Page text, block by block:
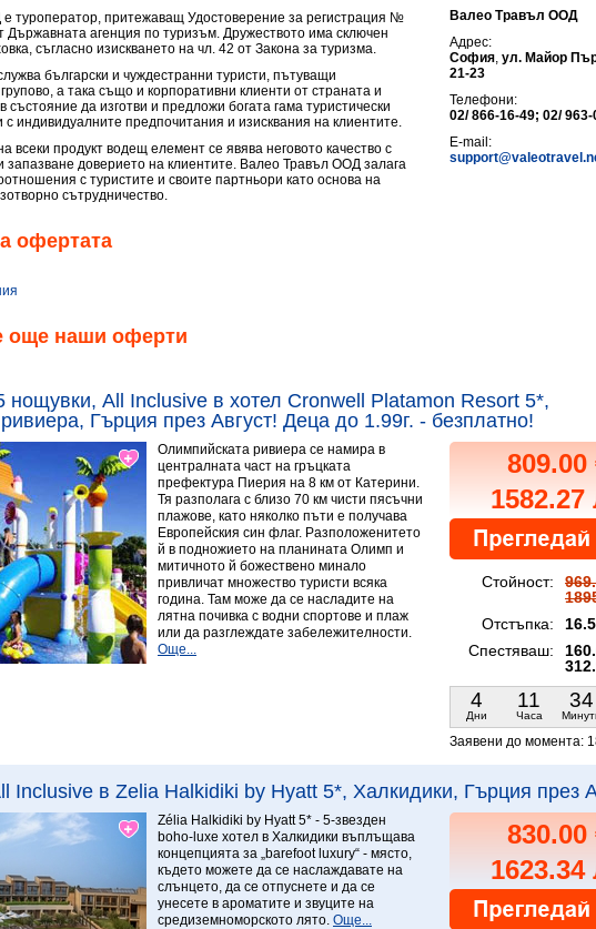
туроператор, притежаващ Удостоверение за регистрация №
Държавната агенция по туризъм. Дружеството има сключен
съгласно изискването на чл. 42 от Закона за туризма.
български и чуждестранни туристи, пътуващи
а така също и корпоративни клиенти от страната и
състояние да изготви и предложи богата гама туристически
с индивидуалните предпочитания и изисквания на клиентите.
всеки продукт водещ елемент се явява неговото качество с
запазване доверието на клиентите. Валео Травъл ООД залага
с туристите и своите партньори като основа на
сътрудничество.
Валео Травъл ООД
Адрес:
София, ул. Майор
21-23
Телефони:
02/ 866-16-49; 02/ 963-
E-mail:
офертата
още наши оферти
нощувки, All Inclusive в хотел Cronwell Platamon Resort 5*,
Гърция през Август! Деца до 1.99г. - безплатно!
Олимпийската ривиера се намира в
централната част на гръцката
префектура Пиерия на 8 км от Катерини.
Тя разполага с близо 70 км чисти пясъчни
плажове, като няколко пъти е получава
Европейския син флаг. Разположенитето
й в подножието на планината Олимп и
митичното й божествено минало
привличат множество туристи всяка
година. Там може да се насладите на
лятна почивка с водни спортове и плаж
или да разглеждате забележителности.
Още...
809.00
1582.27
Стойност:
Отстъпка:
Спестяваш:
4
Дни
11
Часа
34
Заявени до момента:
Inclusive в Zelia Halkidiki by Hyatt 5*, Халкидики, Гърция през
Zélia Halkidiki by Hyatt 5* - 5-звезден
boho-luxe хотел в Халкидики въплъщава
концепцията за „barefoot luxury“ - място,
където можете да се наслаждавате на
слънцето, да се отпуснете и да се
унесете в ароматите и звуците на
средиземноморското лято. Още...
830.00
1623.34